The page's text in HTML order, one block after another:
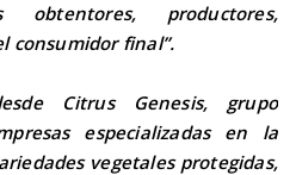
productores,
consumidor final”.
Citrus Genesis, grupo
especializadas en la
vegetales protegidas,